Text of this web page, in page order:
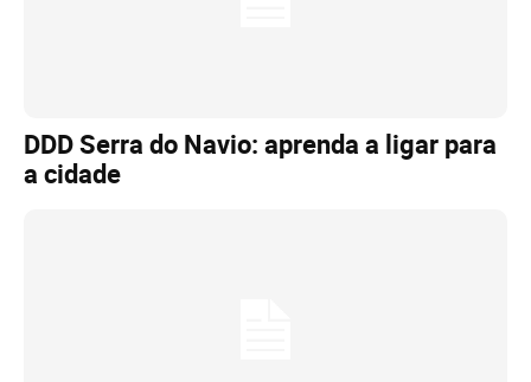
DDD Serra do Navio: aprenda a ligar para
a cidade